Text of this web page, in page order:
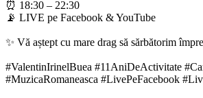
⏰ 18:30 – 22:30
📡 LIVE pe Facebook & YouTube
✨ Vă aștept cu mare drag să sărbătorim
#ValentinIrinelBuea #11AniDeActivitate
#MuzicaRomaneasca #LivePeFacebook